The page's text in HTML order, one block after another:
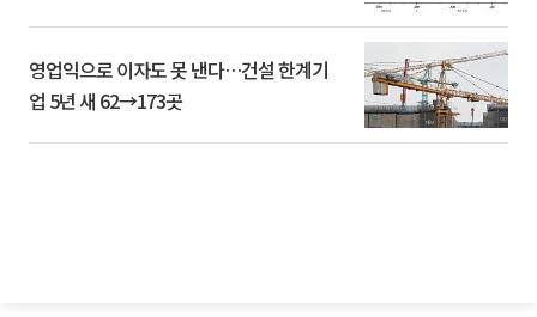
영업익으로 이자도 못 낸다…건설 한계기
업 5년 새 62→173곳